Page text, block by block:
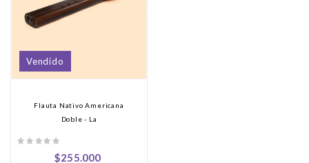
Vendido
Flauta Nativo Americana
Doble - La
$255.000